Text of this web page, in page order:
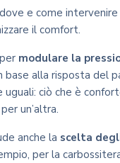
e come
il comfort.
modulare la
base alla risposta del
uguali: ciò che è
un’altra.
anche la scelta
per la